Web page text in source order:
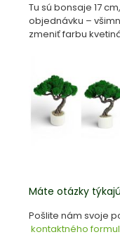
Tu sú bonsaje 17
objednávku –
zmeniť farbu
Máte otázky
Pošlite nám svoje
kontaktného